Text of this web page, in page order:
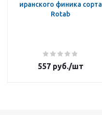
иранского финика сорта
Rotab
557руб./шт